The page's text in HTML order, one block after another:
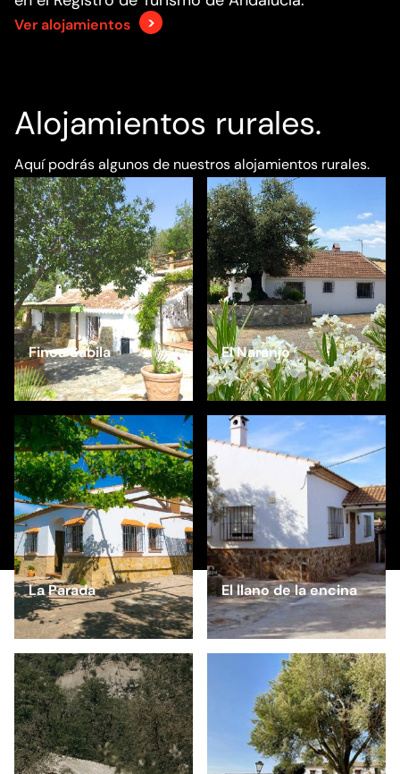
Ver alojamientos
Alojamientos rurales.
Aquí podrás algunos de nuestros alojamientos rurales.
Finca Sábila El Naranjo
La Parada El llano de la encina